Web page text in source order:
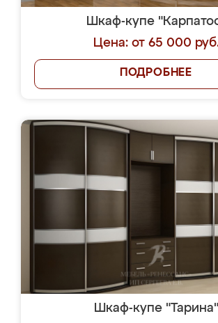
Шкаф-купе
Цена: от 65 000
ПОДРОБНЕЕ
Шкаф-купе "Тарина"